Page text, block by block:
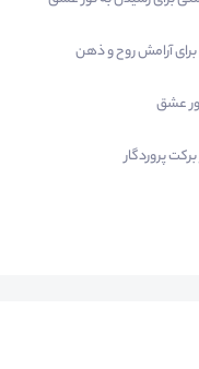
آرامش روح و ذهن
عشق
پروردگار